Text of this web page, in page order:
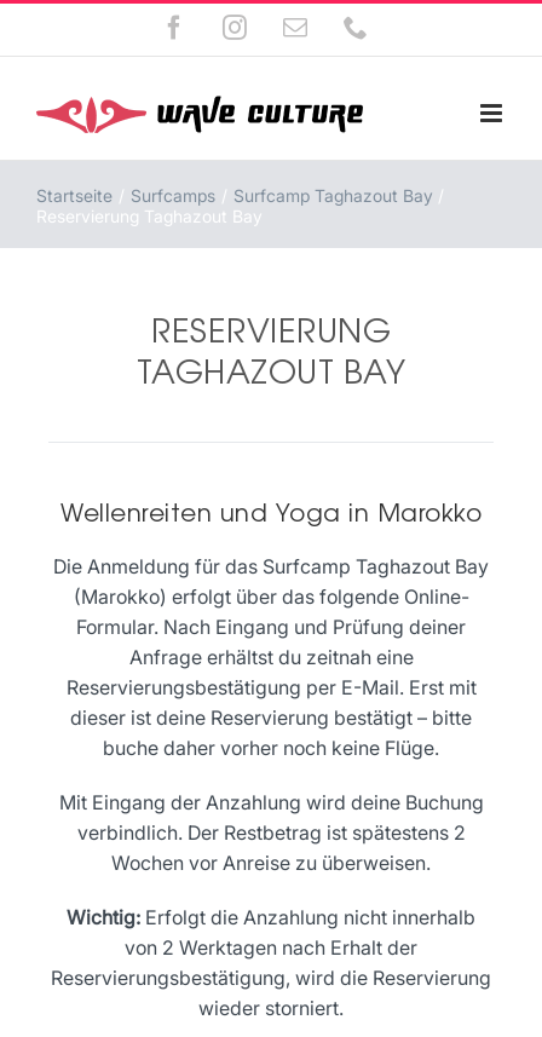
FacebookInstagram
E-
Mail
Startseite Surfcamps
Surfcamp Taghazout Bay
Reservierung Taghazout Bay
RESERVIERUNG
TAGHAZOUT BAY
Wellenreiten und Yoga in Marokko
Die Anmeldung für das Surfcamp Taghazout Bay
(Marokko) erfolgt über das folgende Online-
Formular. Nach Eingang und Prüfung deiner
Anfrage erhältst du zeitnah eine
Reservierungsbestätigung per E-Mail. Erst mit
dieser ist deine Reservierung bestätigt – bitte
buche daher vorher noch keine Flüge.
Mit Eingang der Anzahlung wird deine Buchung
verbindlich. Der Restbetrag ist spätestens 2
Wochen vor Anreise zu überweisen.
Wichtig: Erfolgt die Anzahlung nicht innerhalb
von 2 Werktagen nach Erhalt der
Reservierungsbestätigung, wird die Reservierung
wieder storniert.